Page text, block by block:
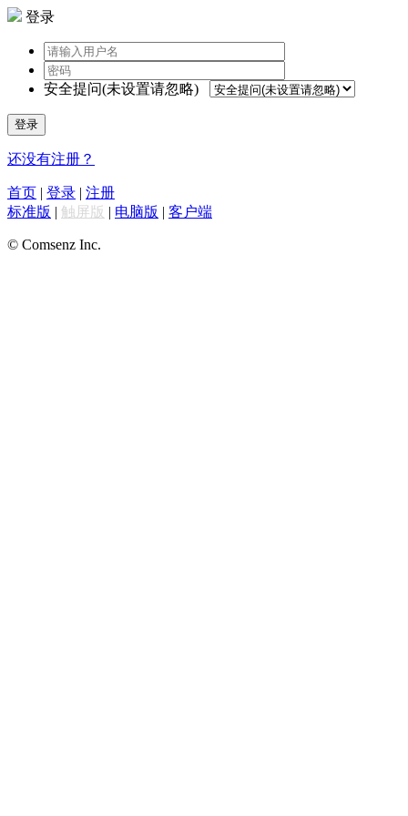
登录
安全提问(未设置请忽略)
登录
还没有注册？
首页 | 登录 | 注册
标准版 | 触屏版 | 电脑版 | 客户端
© Comsenz Inc.